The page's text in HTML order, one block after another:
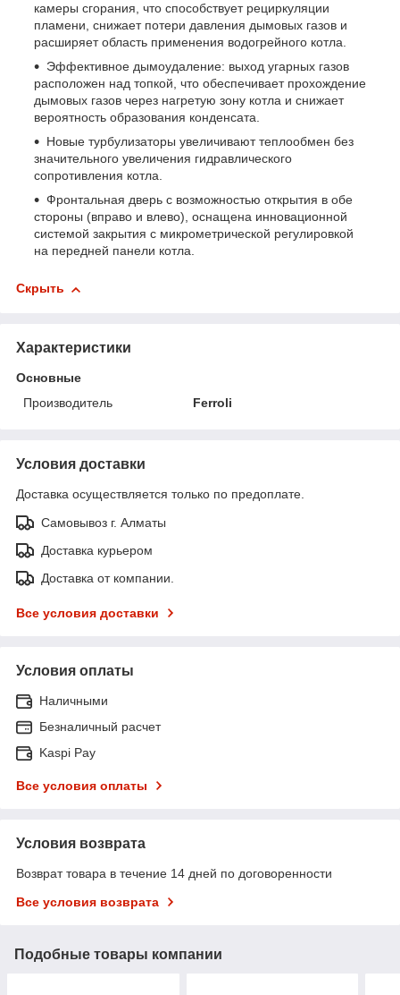
камеры сгорания, что способствует рециркуляции
пламени, снижает потери давления дымовых газов и
расширяет область применения водогрейного котла.
Эффективное дымоудаление: выход угарных газов
расположен над топкой, что обеспечивает прохождение
дымовых газов через нагретую зону котла и снижает
вероятность образования конденсата.
Новые турбулизаторы увеличивают теплообмен без
значительного увеличения гидравлического
сопротивления котла.
Фронтальная дверь с возможностью открытия в обе
стороны (вправо и влево), оснащена инновационной
системой закрытия с микрометрической регулировкой
на передней панели котла.
Скрыть
Характеристики
Основные
Производитель
Ferroli
Условия доставки
Доставка осуществляется только по предоплате.
Самовывоз г. Алматы
Доставка курьером
Доставка от компании.
Все условия доставки
Условия оплаты
Наличными
Безналичный расчет
Kaspi Pay
Все условия оплаты
Условия возврата
Возврат товара в течение 14 дней по договоренности
Все условия возврата
Подобные товары компании